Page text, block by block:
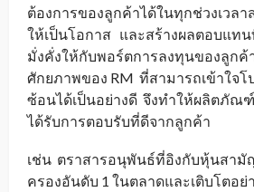
ต้องการของลูกค้าได้ในทุกช่วงเวล
ให้เป็นโอกาส และสร้างผลตอบแทน
มั่งคั่งให้กับพอร์ตการลงทุนของลูก
ศักยภาพของ RM ที่สามารถเข้าใจ
ซ้อนได้เป็นอย่างดี จึงทำให้ผลิตภัณฑ์
ได้รับการตอบรับที่ดีจากลูกค้า
เช่น ตราสารอนุพันธ์ที่อิงกับหุ้นสามั
ครองอันดับ 1 ในตลาดและเติบโตอย่